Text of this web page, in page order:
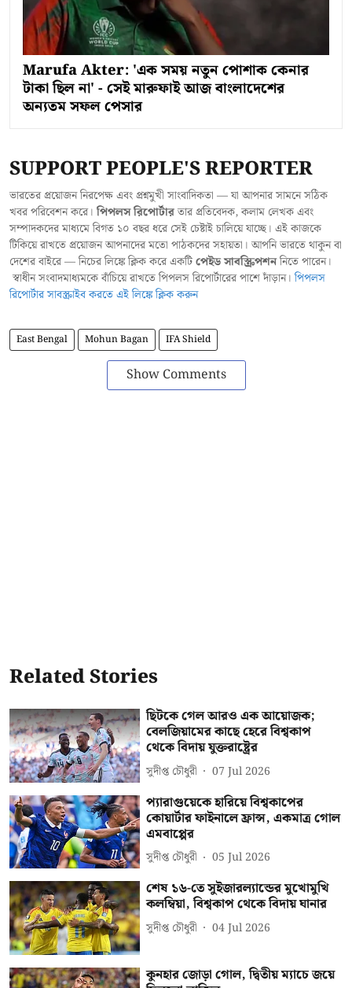
Marufa Akter: 'এক সময় নতুন পোশাক কেনার
টাকা ছিল না' - সেই মারুফাই আজ বাংলাদেশের
অন্যতম সফল পেসার
SUPPORT PEOPLE'S REPORTER
ভারতের প্রয়োজন নিরপেক্ষ এবং প্রশ্নমুখী সাংবাদিকতা — যা আপনার সামনে সঠিক
খবর পরিবেশন করে।পিপলস রিপোর্টারতার প্রতিবেদক, কলাম লেখক এবং
সম্পাদকদের মাধ্যমে বিগত ১০ বছর ধরে সেই চেষ্টাই চালিয়ে যাচ্ছে। এই কাজকে
টিকিয়ে রাখতে প্রয়োজন আপনাদের মতো পাঠকদের সহায়তা। আপনি ভারতে থাকুন বা
দেশের বাইরে — নিচের লিঙ্কে ক্লিক করে একটিপেইড সাবস্ক্রিপশননিতে পারেন।
স্বাধীন সংবাদমাধ্যমকে বাঁচিয়ে রাখতে পিপলস রিপোর্টারের পাশে দাঁড়ান।পিপলস
রিপোর্টার সাবস্ক্রাইব করতে এই লিঙ্কে ক্লিক করুন
East Bengal Mohun Bagan IFA Shield
Show Comments
Related Stories
ছিটকে গেল আরও এক আয়োজক;
বেলজিয়ামের কাছে হেরে বিশ্বকাপ
থেকে বিদায় যুক্তরাষ্ট্রের
সুদীপ্ত চৌধুরী 07 Jul 2026
প্যারাগুয়েকে হারিয়ে বিশ্বকাপের
কোয়ার্টার ফাইনালে ফ্রান্স, একমাত্র গোল
এমবাপ্পের
সুদীপ্ত চৌধুরী 05 Jul 2026
শেষ ১৬-তে সুইজারল্যান্ডের মুখোমুখি
কলম্বিয়া, বিশ্বকাপ থেকে বিদায় ঘানার
সুদীপ্ত চৌধুরী 04 Jul 2026
কুনহার জোড়া গোল, দ্বিতীয় ম্যাচে জয়ে